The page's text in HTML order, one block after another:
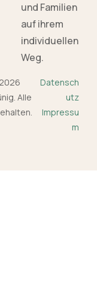
und Familien
auf ihrem
individuellen
Weg.
Alle
Datensch
utz
Impressu
m